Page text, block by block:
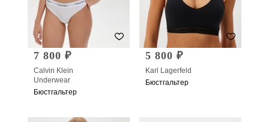
7 800 ₽
Calvin Klein
Underwear
Бюстгальтер
5 800 ₽
Karl Lagerfeld
Бюстгальтер